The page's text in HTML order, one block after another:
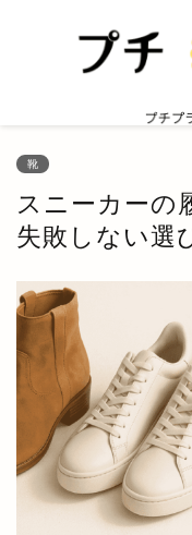
靴
スニーカーの
失敗しない選